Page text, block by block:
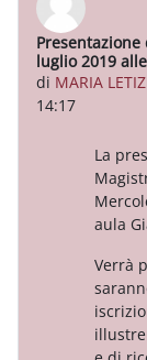
luglio 2019
di MARIA
14:17
Numero di
La
aula
Verrà